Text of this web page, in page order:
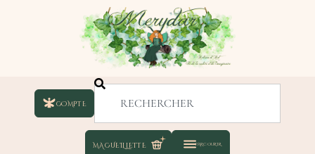
COMPTE